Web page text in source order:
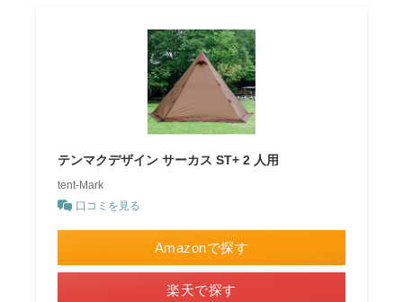
テンマクデザイン サーカス ST+ 2 人用
tent-Mark
口コミを見る
Amazonで探す
楽天で探す